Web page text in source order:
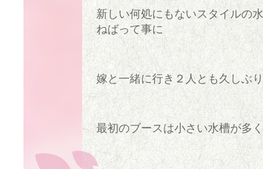
新しい何処にもないスタイルの
ねばって事に
嫁と一緒に行き２人とも久しぶ
最初のブースは小さい水槽が多